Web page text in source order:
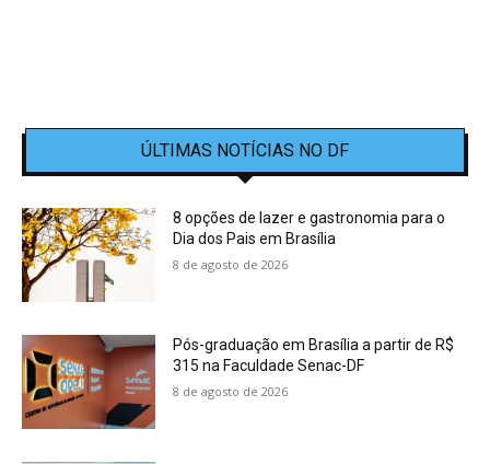
ÚLTIMAS NOTÍCIAS NO DF
8 opções de lazer e gastronomia para o
Dia dos Pais em Brasília
8 de agosto de 2026
Pós-graduação em Brasília a partir de R$
315 na Faculdade Senac-DF
8 de agosto de 2026